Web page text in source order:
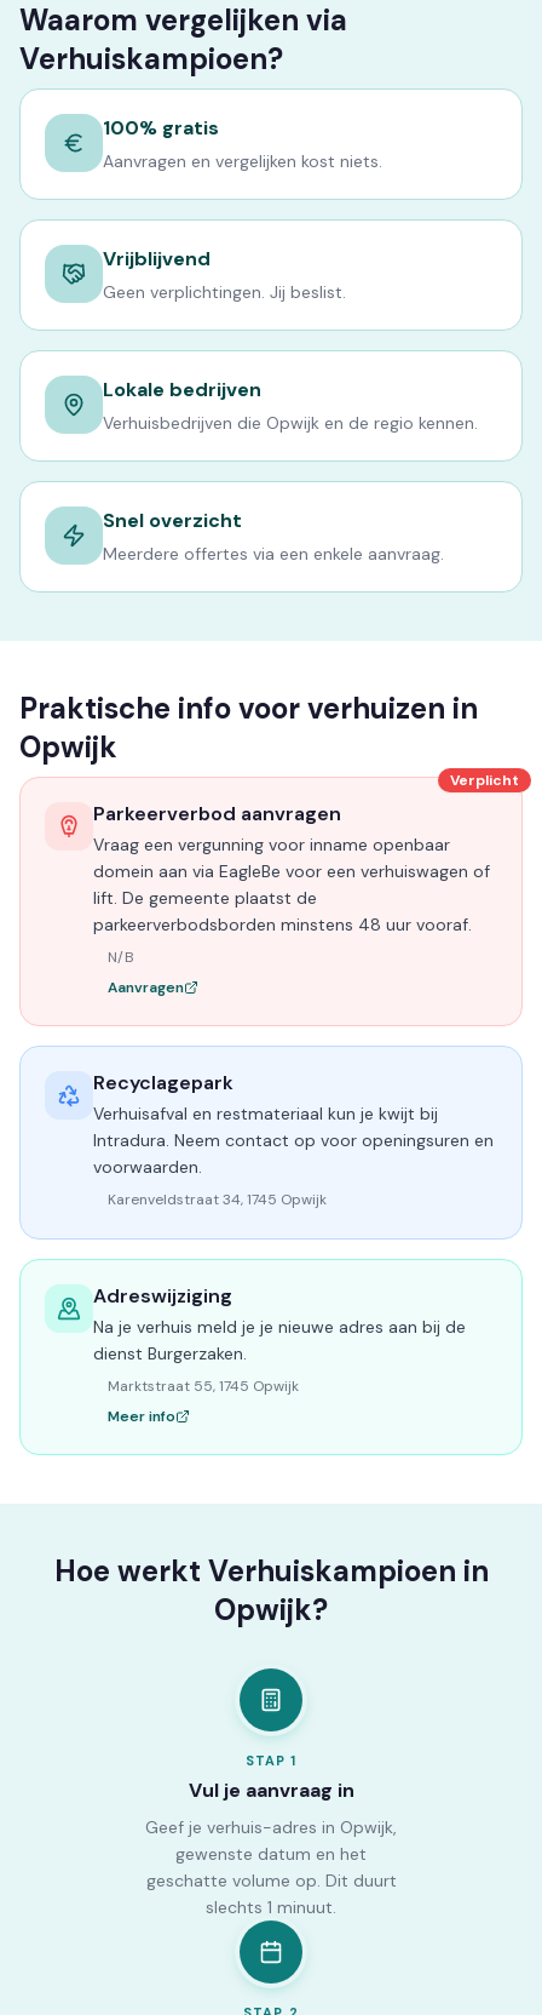
Waarom vergelijken via
Verhuiskampioen?
100% gratis
Aanvragen en vergelijken kost niets.
Vrijblijvend
Geen verplichtingen. Jij beslist.
Lokale bedrijven
Verhuisbedrijven die Opwijk en de regio kennen.
Snel overzicht
Meerdere offertes via een enkele aanvraag.
Praktische info voor verhuizen in
Opwijk
Verplicht
Parkeerverbod aanvragen
Vraag een vergunning voor inname openbaar
domein aan via EagleBe voor een verhuiswagen of
lift. De gemeente plaatst de
parkeerverbodsborden minstens 48 uur vooraf.
N/B
Aanvragen
Recyclagepark
Verhuisafval en restmateriaal kun je kwijt bij
Intradura. Neem contact op voor openingsuren en
voorwaarden.
Karenveldstraat 34, 1745 Opwijk
Adreswijziging
Na je verhuis meld je je nieuwe adres aan bij de
dienst Burgerzaken.
Marktstraat 55, 1745 Opwijk
Meer info
Hoe werkt Verhuiskampioen in
Opwijk?
STAP1
Vul je aanvraag in
Geef je verhuis-adres in Opwijk,
gewenste datum en het
geschatte volume op. Dit duurt
slechts 1 minuut.